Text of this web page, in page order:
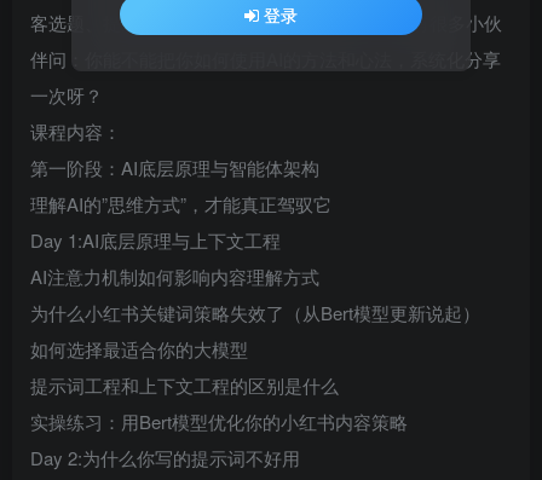
客选题、提炼用户需求反向倒逼产品开发……也有很多小伙
伴问：你能不能把你如何使用AI的方法和心法，系统化分享
一次呀？
课程内容：
第一阶段：AI底层原理与智能体架构
理解AI的”思维方式”，才能真正驾驭它
Day 1:AI底层原理与上下文工程
AI注意力机制如何影响内容理解方式
为什么小红书关键词策略失效了（从Bert模型更新说起）
如何选择最适合你的大模型
提示词工程和上下文工程的区别是什么
实操练习：用Bert模型优化你的小红书内容策略
Day 2:为什么你写的提示词不好用
登录